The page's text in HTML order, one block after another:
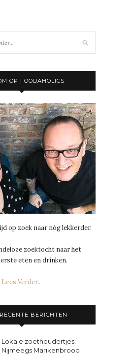
OP FOODAHOLICS
op zoek naar nóg lekkerder.
zoektocht naar het
eten en drinken.
Lees Verder...
BERICHTEN
Lokale zoethoudertjes:
Nijmeegs Marikenbrood